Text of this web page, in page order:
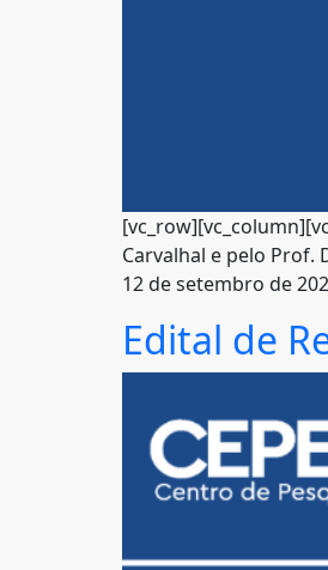
Carvalhal e pelo Prof.
12 de setembro de
Edital de